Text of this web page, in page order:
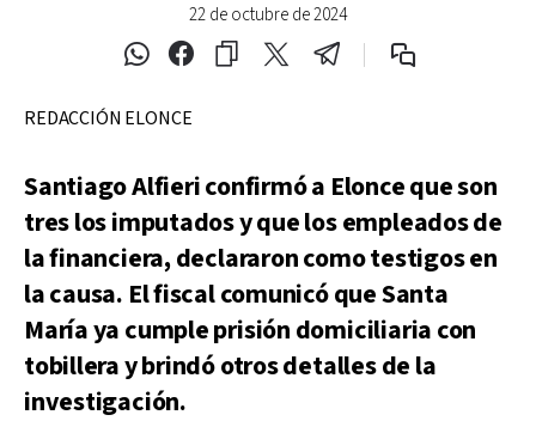
22 de octubre de 2024
REDACCIÓN ELONCE
Santiago Alfieri confirmó a Elonce que son
tres los imputados y que los empleados de
la financiera, declararon como testigos en
la causa. El fiscal comunicó que Santa
María ya cumple prisión domiciliaria con
tobillera y brindó otros detalles de la
investigación.